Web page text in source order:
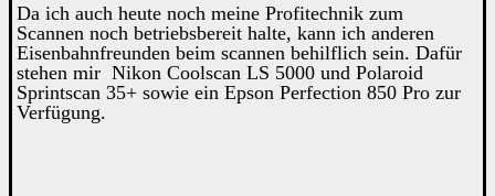
Da ich auch heute noch meine Profitechnik zum
Scannen noch betriebsbereit halte, kann ich anderen
Eisenbahnfreunden beim scannen behilflich sein. Dafür
stehen mir Nikon Coolscan LS 5000 und Polaroid
Sprintscan 35+ sowie ein Epson Perfection 850 Pro zur
Verfügung.